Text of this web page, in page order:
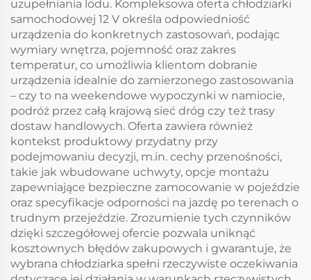
uzupełniania lodu. Kompleksowa oferta chłodziarki
samochodowej 12 V określa odpowiedniość
urządzenia do konkretnych zastosowań, podając
wymiary wnętrza, pojemność oraz zakres
temperatur, co umożliwia klientom dobranie
urządzenia idealnie do zamierzonego zastosowania
– czy to na weekendowe wypoczynki w namiocie,
podróż przez całą krajową sieć dróg czy też trasy
dostaw handlowych. Oferta zawiera również
kontekst produktowy przydatny przy
podejmowaniu decyzji, m.in. cechy przenośności,
takie jak wbudowane uchwyty, opcje montażu
zapewniające bezpieczne zamocowanie w pojeździe
oraz specyfikacje odporności na jazdę po terenach o
trudnym przejeździe. Zrozumienie tych czynników
dzięki szczegółowej ofercie pozwala uniknąć
kosztownych błędów zakupowych i gwarantuje, że
wybrana chłodziarka spełni rzeczywiste oczekiwania